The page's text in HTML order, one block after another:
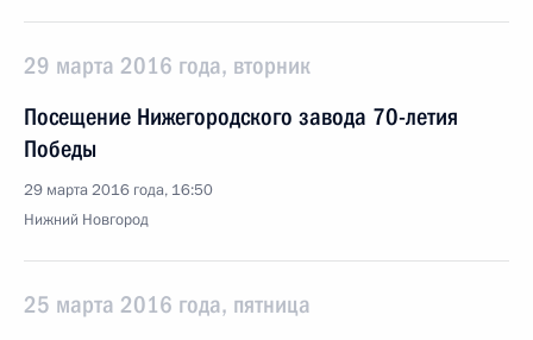
29 марта 2016 года, вторник
Посещение Нижегородского завода 70-летия
Победы
29 марта 2016 года, 16:50
Нижний Новгород
25 марта 2016 года, пятница